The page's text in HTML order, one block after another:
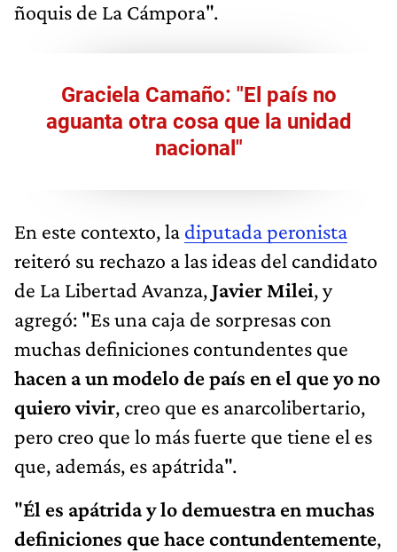
ñoquis de La Cámpora".
Graciela Camaño: "El país no
aguanta otra cosa que la unidad
nacional"
En este contexto, la diputada peronista
reiteró su rechazo a las ideas del candidato
de La Libertad Avanza,Javier Milei, y
agregó: "Es una caja de sorpresas con
muchas definiciones contundentes que
hacen a un modelo de país en el que yo no
quiero vivir, creo que es anarcolibertario,
pero creo que lo más fuerte que tiene el es
que, además, es apátrida".
"Él es apátrida y lo demuestra en muchas
definiciones que hace contundentemente,